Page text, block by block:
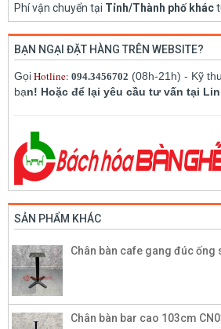
Phí vận chuyển tại Tỉnh/Thành phố khác
BẠN NGẠI ĐẶT HÀNG TRÊN WEBSITE?
GọiHotline: 094.3456702 (08h-21h) - Kỹ
bạn! Hoặc để lại yêu cầu tư vấn tại
SẢN PHẨM KHÁC
Chân bàn cafe gang đúc ống
Chân bàn bar cao 103cm